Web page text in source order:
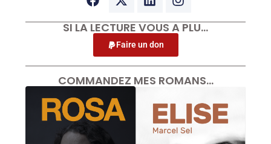
SI LA LECTURE VOUS A PLU…
Faire un don
COMMANDEZ MES ROMANS…